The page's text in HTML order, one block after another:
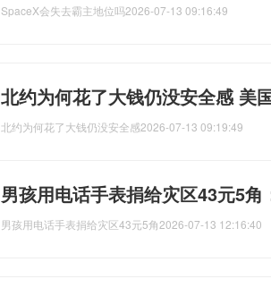
SpaceX会失去霸主地位吗2026-07-13 09:16:49
北约为何花了大钱仍没安全感 美
北约为何花了大钱仍没安全感2026-07-13 09:19:49
男孩用电话手表捐给灾区43元5
男孩用电话手表捐给灾区43元5角2026-07-13 12:16:40